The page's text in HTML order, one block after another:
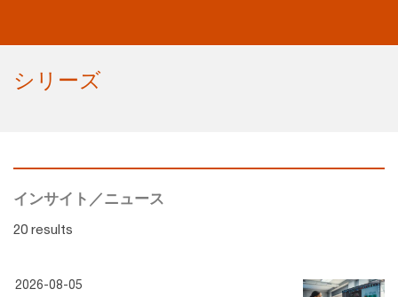
シリーズ
インサイト／ニュース
20 results
2026-08-05